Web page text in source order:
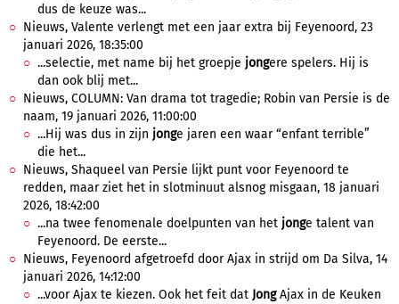
dus de keuze was...
Nieuws, Valente verlengt met een jaar extra bij Feyenoord, 23
januari 2026, 18:35:00
...selectie, met name bij het groepje jongere spelers. Hij is
dan ook blij met...
Nieuws, COLUMN: Van drama tot tragedie; Robin van Persie is de
naam, 19 januari 2026, 11:00:00
...Hij was dus in zijn jonge jaren een waar “enfant terrible”
die het...
Nieuws, Shaqueel van Persie lijkt punt voor Feyenoord te
redden, maar ziet het in slotminuut alsnog misgaan, 18 januari
2026, 18:42:00
...na twee fenomenale doelpunten van het jonge talent van
Feyenoord. De eerste...
Nieuws, Feyenoord afgetroefd door Ajax in strijd om Da Silva, 14
januari 2026, 14:12:00
...voor Ajax te kiezen. Ook het feit dat JongAjax in de Keuken